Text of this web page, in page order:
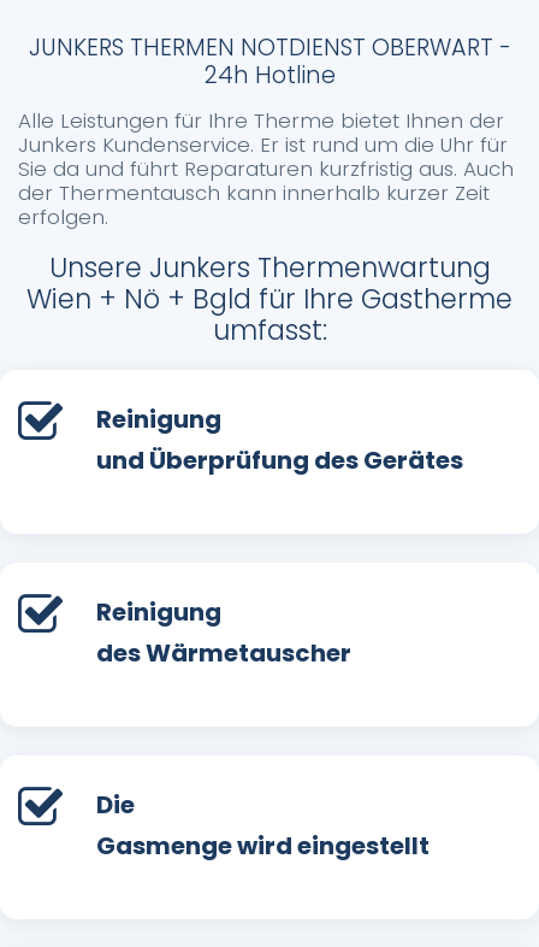
JUNKERS THERMEN NOTDIENST OBERWART -
24h Hotline
Alle Leistungen für Ihre Therme bietet Ihnen der
Junkers Kundenservice. Er ist rund um die Uhr für
Sie da und führt Reparaturen kurzfristig aus. Auch
der Thermentausch kann innerhalb kurzer Zeit
erfolgen.
Unsere Junkers Thermenwartung
Wien + Nö + Bgld für Ihre Gastherme
umfasst:
Reinigung
und Überprüfung des Gerätes
Reinigung
des Wärmetauscher
Die
Gasmenge wird eingestellt